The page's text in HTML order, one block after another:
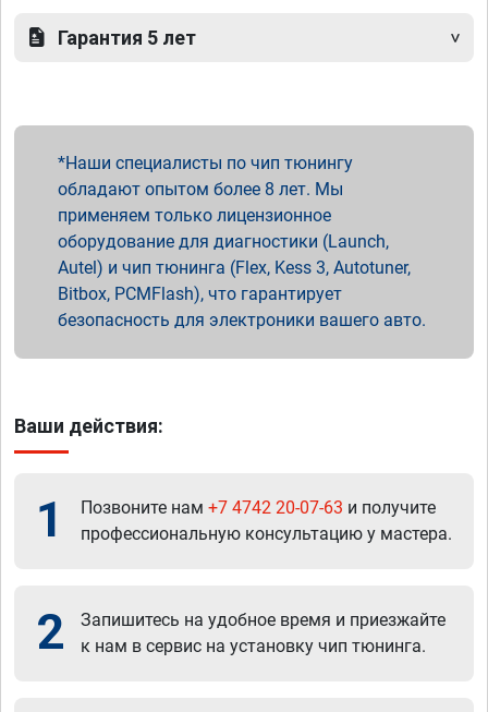
Гарантия 5 лет
Наши специалисты по чип тюнингу
обладают опытом более 8 лет. Мы
применяем только лицензионное
оборудование для диагностики (Launch,
Autel) и чип тюнинга (Flex, Kess 3, Autotuner,
Bitbox, PCMFlash), что гарантирует
безопасность для электроники вашего авто.
Ваши действия:
1 Позвоните нам +7 4742 20-07-63 и получите
профессиональную консультацию у мастера.
2
Запишитесь на удобное время и приезжайте
к нам в сервис на установку чип тюнинга.